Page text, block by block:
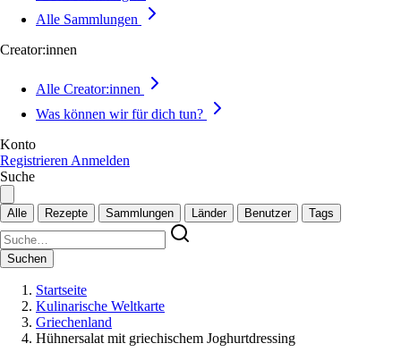
Alle Sammlungen
Creator:innen
Alle Creator:innen
Was können wir für dich tun?
Konto
Registrieren Anmelden
Suche
Alle Rezepte Sammlungen Länder Benutzer Tags
Suchen
Startseite
Kulinarische Weltkarte
Griechenland
Hühnersalat mit griechischem Joghurtdressing